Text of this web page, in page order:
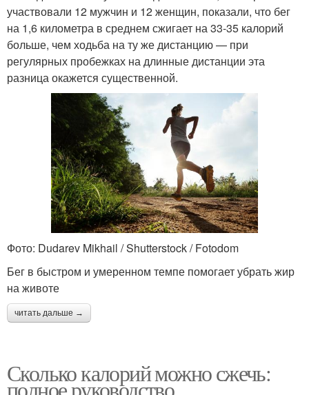
участвовали 12 мужчин и 12 женщин, показали, что бег
на 1,6 километра в среднем сжигает на 33-35 калорий
больше, чем ходьба на ту же дистанцию — при
регулярных пробежках на длинные дистанции эта
разница окажется существенной.
Фото: Dudarev Mikhail / Shutterstock / Fotodom
Бег в быстром и умеренном темпе помогает убрать жир
на животе
читать дальше →
Сколько калорий можно сжечь: